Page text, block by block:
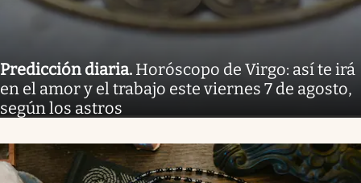
Predicción diaria. Horóscopo de Virgo: así te irá
en el amor y el trabajo este viernes 7 de agosto,
según los astros